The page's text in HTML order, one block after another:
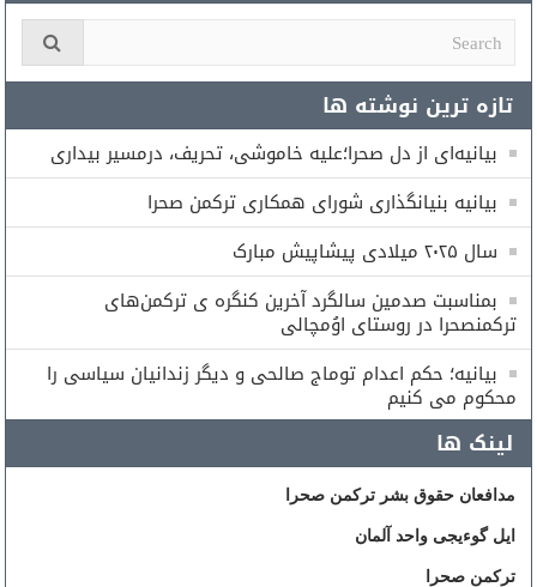
تازه ترین نوشته ها
بیانیه‌ای از دل صحرا؛علیه خاموشی، تحریف، درمسیر بیداری
بیانیه بنیانگذاری شورای همكارى تركمن صحرا
سال ۲۰۲۵ میلادی پیشاپیش مبارک
بمناسبت صدمین سالگرد آخرین کنگره ی ترکمن‌های
ترکمنصحرا در روستای اوُمچالی
بیانیه؛ حکم اعدام توماج صالحی و دیگر زندانیان سیاسی را
محکوم می کنیم
لینک ها
مدافعان حقوق بشر ترکمن صحرا
ایل گوءیجی واحد آلمان
ترکمن صحرا